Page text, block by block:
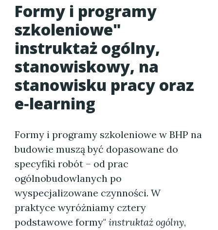
Formy i programy
szkoleniowe"
instruktaż ogólny,
stanowiskowy, na
stanowisku pracy oraz
e‑learning
Formy i programy szkoleniowe w BHP na
budowie muszą być dopasowane do
specyfiki robót – od prac
ogólnobudowlanych po
wyspecjalizowane czynności. W
praktyce wyróżniamy cztery
podstawowe formy" instruktaż ogólny,